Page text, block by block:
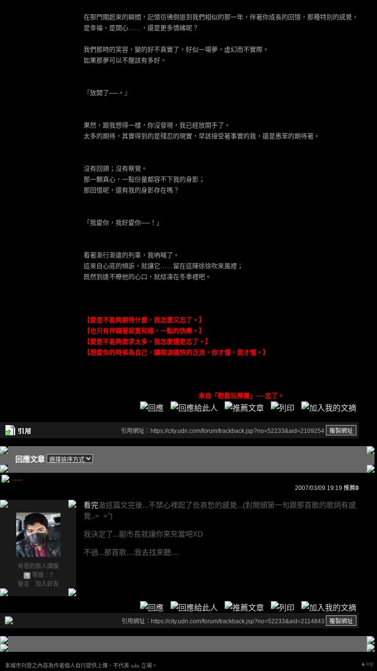
在那門關起來的瞬間，記憶彷彿倒退到我們相似的那一年，伴著你成長的回憶，那種特別的感覺，
是幸福、是開心……，還是更多情緒呢？
我們那時的笑容，變的好不真實了，好似一場夢，虛幻而不實際。
如果那夢可以不醒該有多好。
『放開了──。』
果然，跟我想得一樣，你沒發現，我已經放開手了。
太多的期待，其實得到的是殘忍的現實，早該接受著事實的我，還是愚笨的期待著。
沒有回頭；沒有察覺。
那一顆真心，一點份量都容不下我的身影；
那回憶呢，還有我的身影存在嗎？
「我愛你，我好愛你──！」
看著漸行漸遠的列車，我吶喊了。
這來自心底的傾訴，就讓它……留在這陣徐徐吹來風裡；
既然到達不暸他的心口，就結凍在冬季裡吧。
【愛是不能夠期待什麼，我怎麼又忘了。】
【也只有伴隨著寂寞和痛，一點的快樂。】
【愛是不能夠要求太多，我怎麼還是忘了。】
【想愛你的時候為自己，讓眼淚痛快的泛流，你才懂，我才懂。】
來自「輕鬆玩樂團」──忘了。
引用網址：https://city.udn.com/forum/trackback.jsp?no=52233&aid=2109254
回應文章
.....
2007/03/09 19:19 推薦0
肖恩的旅人國度
等級：7
留言
加入好友
看完澈這篇文完後...不禁心裡起了些哀愁的感覺...(對開頭第一句跟那首歌的歌詞有感
覺..= =")
我決定了...副市長就讓你來充當吧XD
不過...那首歌....我去找來聽....
引用網址：https://city.udn.com/forum/trackback.jsp?no=52233&aid=2114843
▲top
本城市刊登之內容為作者個人自行提供上傳，不代表 udn 立場。